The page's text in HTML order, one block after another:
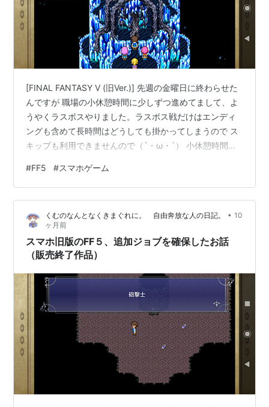
[FINAL FANTASY V (旧Ver.)] 先週の金曜日に終わらせた
んですが 職場の小休憩時間に少しずつ進めてまして、よ
うやくラスボスやりました。ラスボス戦だけはエンディ
ングも含めて長時間はどうしても掛かってしまうので ス
キップも利用できませんので（´・ω・`） 小休憩時間に
リープ解除で続きをやってって感じで何とか進めまし
た。これやると、アプリによってはリセットされてしま
うこともあるんですよね。 強制リセットは勘弁してほし
い。 まあ、幸い遭遇せずに済んだので良かったです。 ラ
スボスのエクスデスとネオエクスデス戦は 魔法系のジョ
ブと 「…
#FF5 #スマホゲーム
くむのなんとなくきまぐれに。 自由奔放な人の日記。 • 10
ヶ月前
スマホ旧版のFF５、追加ジョブを確保したお話
（販売終了作品）